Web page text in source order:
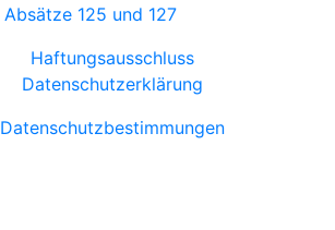
Absätze 125 und 127
Haftungsausschluss
Datenschutzerklärung
Datenschutzbestimmungen